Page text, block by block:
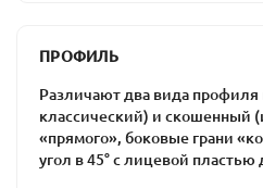
бюджетно,
удобно
Прямой декинг из
технологическими зазорами
ПРОФИЛЬ
Различают два вида профиля
классический) и скошенный
«прямого», боковые грани
угол в 45° с лицевой пластью